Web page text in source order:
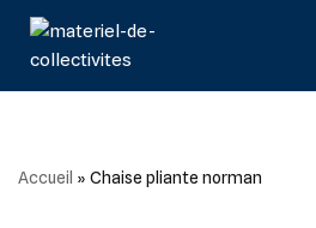
Aller
au
Accueil » Chaise pliante norman